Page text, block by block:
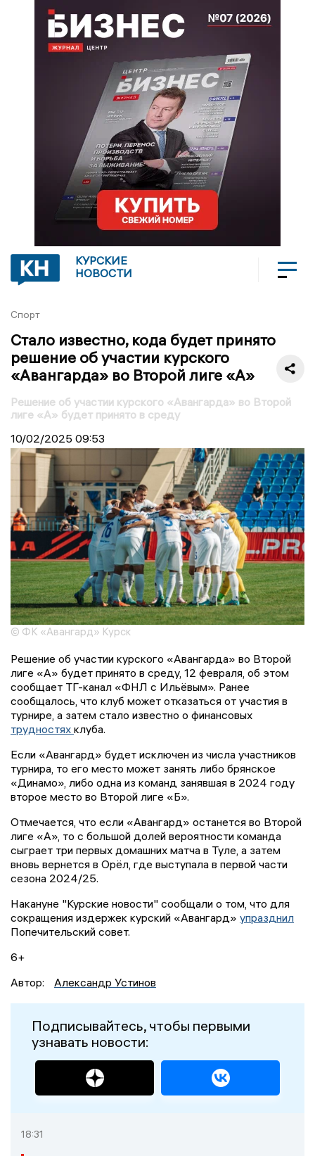
КУРСКИЕ
НОВОСТИ
Спорт
Стало известно, кода будет принято
решение об участии курского
«Авангарда» во Второй лиге «А»
Решение об участии курского «Авангарда» во Второй
лиге «А» будет принято в среду
10/02/2025 09:53
© ФК «Авангард» Курск
Решение об участии курского «Авангарда» во Второй
лиге «А» будет принято в среду, 12 февраля, об этом
сообщает ТГ-канал «ФНЛ с Ильёвым». Ранее
сообщалось, что клуб может отказаться от участия в
турнире, а затем стало известно о финансовых
трудностях клуба.
Если «Авангард» будет исключен из числа участников
турнира, то его место может занять либо брянское
«Динамо», либо одна из команд занявшая в 2024 году
второе место во Второй лиге «Б».
Отмечается, что если «Авангард» останется во Второй
лиге «А», то с большой долей вероятности команда
сыграет три первых домашних матча в Туле, а затем
вновь вернется в Орёл, где выступала в первой части
сезона 2024/25.
Накануне "Курские новости" сообщали о том, что для
сокращения издержек курский «Авангард» упразднил
Попечительский совет.
6+
Автор:
Александр Устинов
Подписывайтесь, чтобы первыми
узнавать новости:
18:31